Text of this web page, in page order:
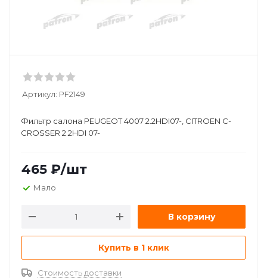
Артикул: PF2149
Фильтр салона PEUGEOT 4007 2.2HDI07-, CITROEN C-
CROSSER 2.2HDI 07-
465 ₽/шт
Мало
В корзину
Купить в 1 клик
Стоимость доставки